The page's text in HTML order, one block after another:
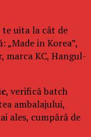
te uita la cât de
„Made in Korea”,
marca KC, Hangul-
, verifică batch
ambalajului,
ales, cumpără de